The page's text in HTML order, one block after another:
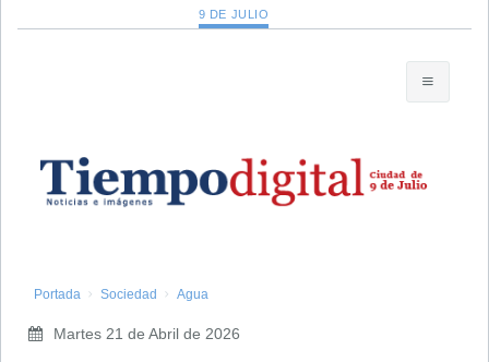
9 DE JULIO
Portada Sociedad Agua
Martes 21 de Abril de 2026